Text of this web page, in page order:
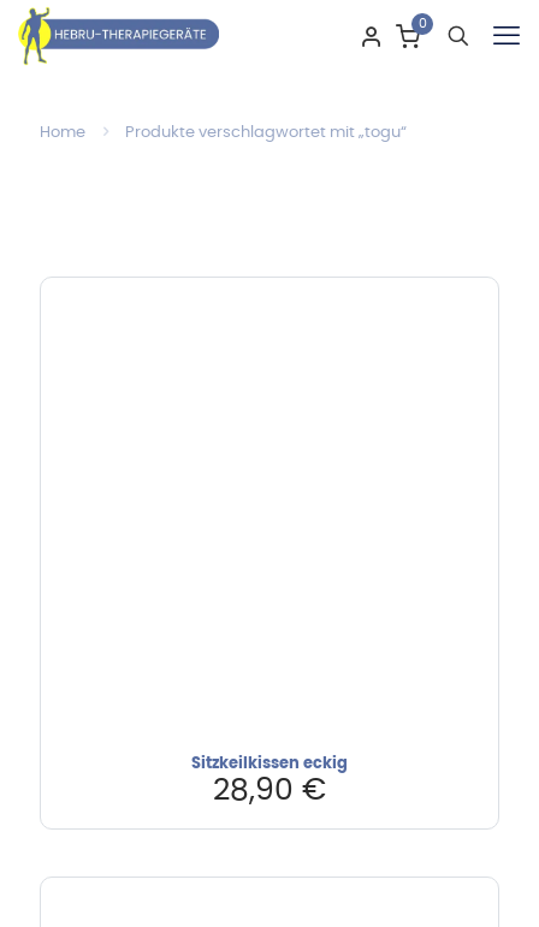
0
Home Produkte verschlagwortet mit „togu“
Sitzkeilkissen eckig
28,90 €